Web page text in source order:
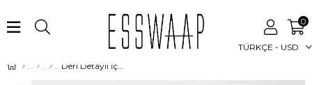
TÜRKÇE - USD
0
Deri Detaylı İç Dış Takım Siyah